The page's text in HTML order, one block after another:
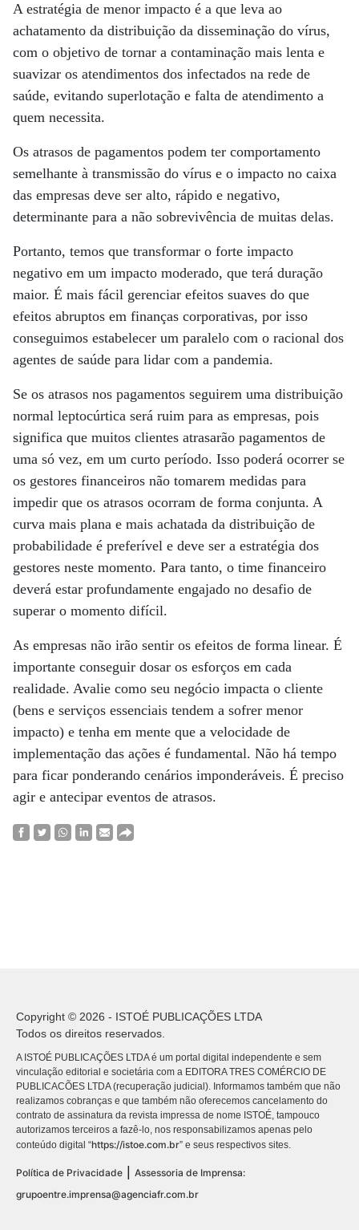
A estratégia de menor impacto é a que leva ao
achatamento da distribuição da disseminação do vírus,
com o objetivo de tornar a contaminação mais lenta e
suavizar os atendimentos dos infectados na rede de
saúde, evitando superlotação e falta de atendimento a
quem necessita.
Os atrasos de pagamentos podem ter comportamento
semelhante à transmissão do vírus e o impacto no caixa
das empresas deve ser alto, rápido e negativo,
determinante para a não sobrevivência de muitas delas.
Portanto, temos que transformar o forte impacto
negativo em um impacto moderado, que terá duração
maior. É mais fácil gerenciar efeitos suaves do que
efeitos abruptos em finanças corporativas, por isso
conseguimos estabelecer um paralelo com o racional dos
agentes de saúde para lidar com a pandemia.
Se os atrasos nos pagamentos seguirem uma distribuição
normal leptocúrtica será ruim para as empresas, pois
significa que muitos clientes atrasarão pagamentos de
uma só vez, em um curto período. Isso poderá ocorrer se
os gestores financeiros não tomarem medidas para
impedir que os atrasos ocorram de forma conjunta. A
curva mais plana e mais achatada da distribuição de
probabilidade é preferível e deve ser a estratégia dos
gestores neste momento. Para tanto, o time financeiro
deverá estar profundamente engajado no desafio de
superar o momento difícil.
As empresas não irão sentir os efeitos de forma linear. É
importante conseguir dosar os esforços em cada
realidade. Avalie como seu negócio impacta o cliente
(bens e serviços essenciais tendem a sofrer menor
impacto) e tenha em mente que a velocidade de
implementação das ações é fundamental. Não há tempo
para ficar ponderando cenários imponderáveis. É preciso
agir e antecipar eventos de atrasos.
Copyright © 2026 - ISTOÉ PUBLICAÇÕES LTDA
Todos os direitos reservados.
A ISTOÉ PUBLICAÇÕES LTDA é um portal digital independente e sem
vinculação editorial e societária com a EDITORA TRES COMÉRCIO DE
PUBLICACÕES LTDA (recuperação judicial). Informamos também que não
realizamos cobranças e que também não oferecemos cancelamento do
contrato de assinatura da revista impressa de nome ISTOÉ, tampouco
autorizamos terceiros a fazê-lo, nos responsabilizamos apenas pelo
conteúdo digital “https://istoe.com.br” e seus respectivos sites.
Política de Privacidade
Assessoria de Imprensa:
grupoentre.imprensa@agenciafr.com.br